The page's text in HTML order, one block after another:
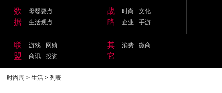
数
据
母婴要点
生活观点
战
略
时尚
文化
企业
手游
联
盟
游戏
网购
商讯
投资
其
它
消费 微商
时尚周 >生活 > 列表